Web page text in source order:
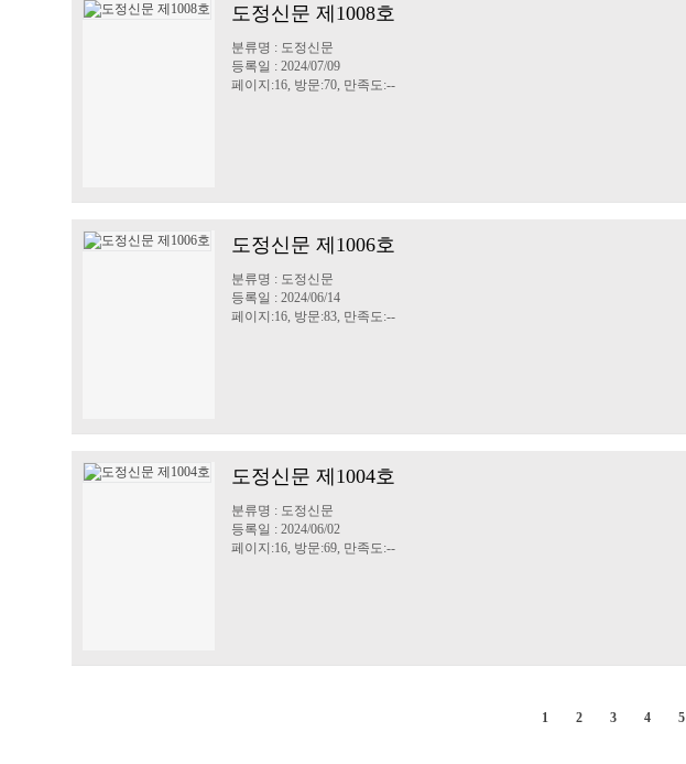
도정신문 제1008호
분류명 : 도정신문
등록일 : 2024/07/09
페이지:16, 방문:70, 만족도:--
도정신문 제1006호
분류명 : 도정신문
등록일 : 2024/06/14
페이지:16, 방문:83, 만족도:--
도정신문 제1004호
분류명 : 도정신문
등록일 : 2024/06/02
페이지:16, 방문:69, 만족도:--
1 2 3 4 5